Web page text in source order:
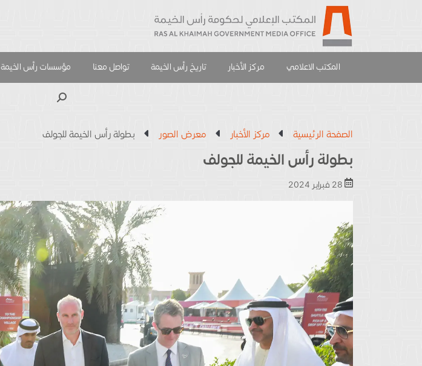
المكتب الاعلامي مركز الأخبار تاريخ رأس الخيمة تواصل معنا مؤسسات رأس الخيمة
الصفحة الرئيسية مركز الأخبار معرض الصور بطولة رأس الخيمة للجولف
بطولة رأس الخيمة للجولف